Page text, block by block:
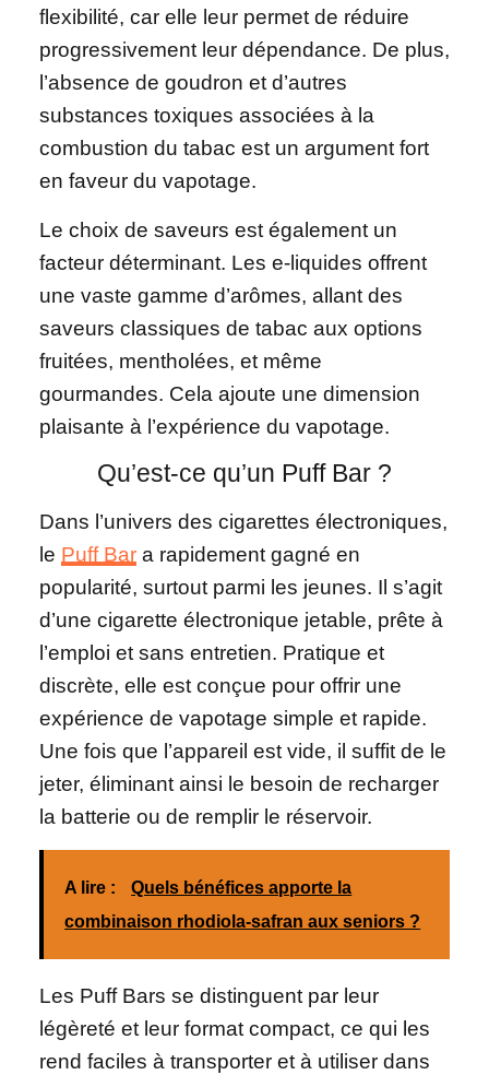
flexibilité, car elle leur permet de réduire
progressivement leur dépendance. De plus,
l’absence de goudron et d’autres
substances toxiques associées à la
combustion du tabac est un argument fort
en faveur du vapotage.
Le choix de saveurs est également un
facteur déterminant. Les e-liquides offrent
une vaste gamme d’arômes, allant des
saveurs classiques de tabac aux options
fruitées, mentholées, et même
gourmandes. Cela ajoute une dimension
plaisante à l’expérience du vapotage.
Qu’est-ce qu’un Puff Bar ?
Dans l’univers des cigarettes électroniques,
le Puff Bar a rapidement gagné en
popularité, surtout parmi les jeunes. Il s’agit
d’une cigarette électronique jetable, prête à
l’emploi et sans entretien. Pratique et
discrète, elle est conçue pour offrir une
expérience de vapotage simple et rapide.
Une fois que l’appareil est vide, il suffit de le
jeter, éliminant ainsi le besoin de recharger
la batterie ou de remplir le réservoir.
A lire :
Quels bénéfices apporte la
combinaison rhodiola-safran aux seniors ?
Les Puff Bars se distinguent par leur
légèreté et leur format compact, ce qui les
rend faciles à transporter et à utiliser dans